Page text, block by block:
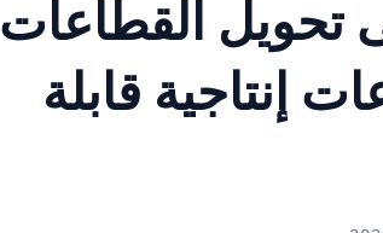
تحويل القطاعات
إنتاجية قابلة